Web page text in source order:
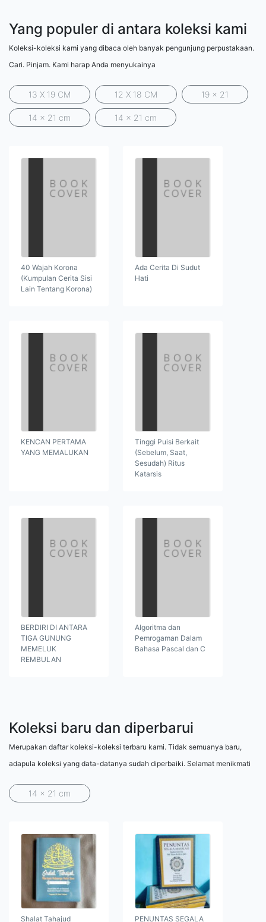
Yang populer di antara koleksi kami
Koleksi-koleksi kami yang dibaca oleh banyak pengunjung perpustakaan.
Cari. Pinjam. Kami harap Anda menyukainya
13 X 19 CM 12 X 18 CM 19 x 21
14 x 21 cm 14 x 21 cm
40 Wajah Korona
(Kumpulan Cerita Sisi
Lain Tentang Korona)
Ada Cerita Di Sudut
Hati
KENCAN PERTAMA
YANG MEMALUKAN
Tinggi Puisi Berkait
(Sebelum, Saat,
Sesudah) Ritus
Katarsis
BERDIRI DI ANTARA
TIGA GUNUNG
MEMELUK
REMBULAN
Algoritma dan
Pemrogaman Dalam
Bahasa Pascal dan C
Koleksi baru dan diperbarui
Merupakan daftar koleksi-koleksi terbaru kami. Tidak semuanya baru,
adapula koleksi yang data-datanya sudah diperbaiki. Selamat menikmati
14 x 21 cm
Shalat Tahajud PENUNTAS SEGALA